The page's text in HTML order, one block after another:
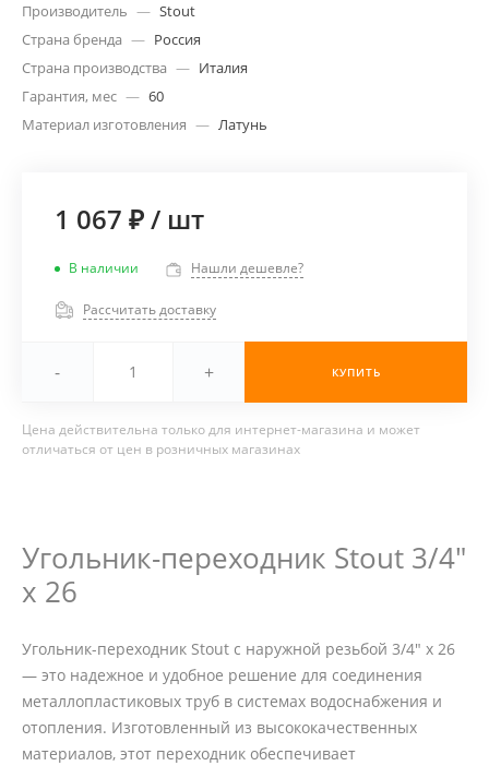
Производитель — Stout
Страна бренда — Россия
Страна производства — Италия
Гарантия, мес — 60
Материал изготовления — Латунь
1 067 ₽/ шт
В наличии Нашли дешевле?
Рассчитать доставку
- + КУПИТЬ
Цена действительна только для интернет-магазина и может
отличаться от цен в розничных магазинах
Угольник-переходник Stout 3/4"
х 26
Угольник-переходник Stout с наружной резьбой 3/4" х 26
— это надежное и удобное решение для соединения
металлопластиковых труб в системах водоснабжения и
отопления. Изготовленный из высококачественных
материалов, этот переходник обеспечивает